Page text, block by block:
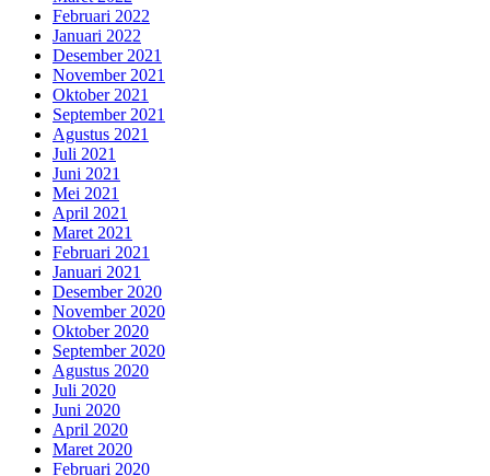
Februari 2022
Januari 2022
Desember 2021
November 2021
Oktober 2021
September 2021
Agustus 2021
Juli 2021
Juni 2021
Mei 2021
April 2021
Maret 2021
Februari 2021
Januari 2021
Desember 2020
November 2020
Oktober 2020
September 2020
Agustus 2020
Juli 2020
Juni 2020
April 2020
Maret 2020
Februari 2020